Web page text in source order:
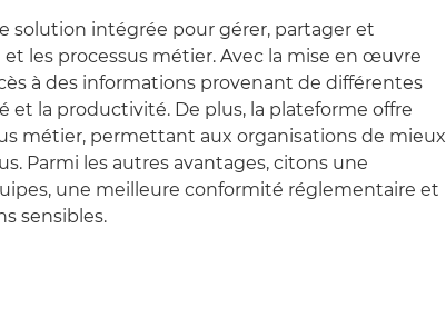
solution intégrée pour gérer, partager et
les processus métier. Avec la mise en œuvre
à des informations provenant de différentes
et la productivité. De plus, la plateforme offre
métier, permettant aux organisations de mieux
Parmi les autres avantages, citons une
une meilleure conformité réglementaire et
sensibles.